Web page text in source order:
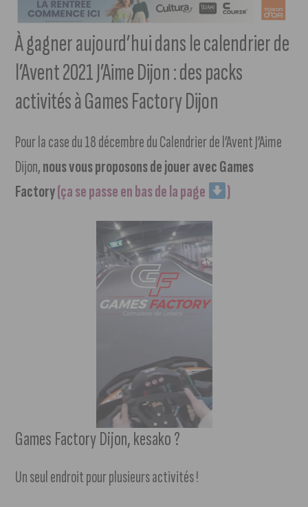
À gagner aujourd’hui dans le calendrier de
l’Avent 2021 J’Aime Dijon : des packs
activités à Games Factory Dijon
Pour la case du 18 décembre du Calendrier de l’Avent J’Aime
Dijon,nous vous proposons de jouer avec Games
Factory(ça se passe en bas de la page )
Games Factory Dijon, kesako ?
Un seul endroit pour plusieurs activités !